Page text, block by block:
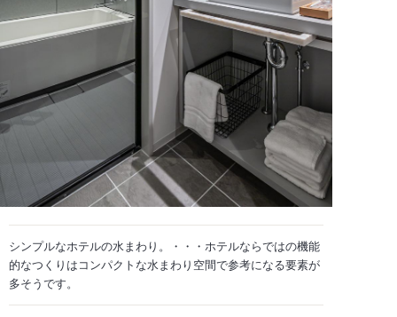
シンプルなホテルの水まわり。・・・ホテルならではの機能
的なつくりはコンパクトな水まわり空間で参考になる要素が
多そうです。